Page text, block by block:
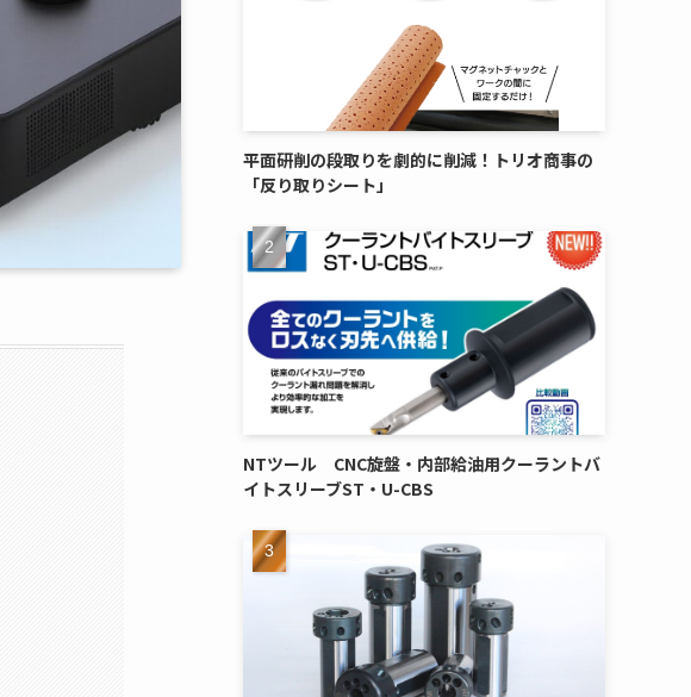
平面研削の段取りを劇的に削減！トリオ商事の
「反り取りシート」
NTツール CNC旋盤・内部給油用クーラントバ
イトスリーブST・U-CBS